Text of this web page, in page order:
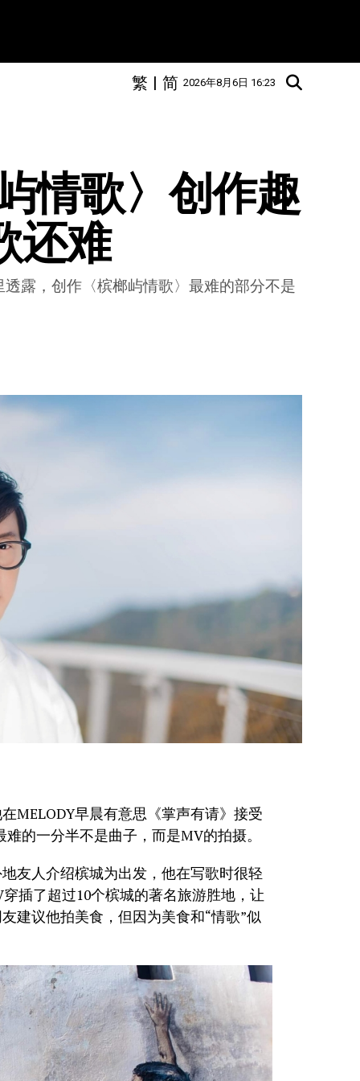
2026年8月6日 16:23
简
|
繁
情歌〉创作趣
还难
露，创作〈槟榔屿情歌〉最难的部分不是
MELODY早晨有意思《掌声有请》接受
的一分半不是曲子，而是MV的拍摄。
友人介绍槟城为出发，他在写歌时很轻
插了超过10个槟城的著名旅游胜地，让
建议他拍美食，但因为美食和“情歌”似